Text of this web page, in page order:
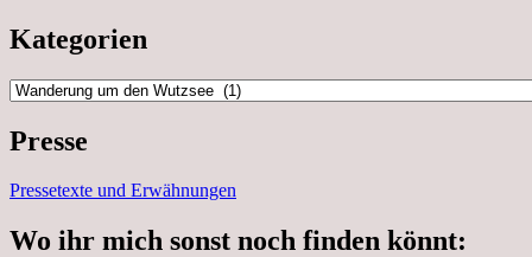
Kategorien
Kategorien
Presse
Pressetexte und Erwähnungen
Wo ihr mich sonst noch finden könnt: